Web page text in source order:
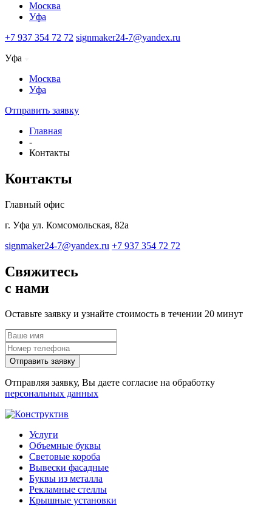
Москва
Уфа
+7 937 354 72 72 signmaker24-7@yandex.ru
Уфа
Москва
Уфа
Отправить заявку
Главная
-
Контакты
Контакты
Главный офис
г. Уфа ул. Комсомольская, 82а
signmaker24-7@yandex.ru +7 937 354 72 72
Свяжитесь
с нами
Оставьте заявку и узнайте стоимость в течении 20 минут
Отправить заявку
Отправляя заявку, Вы даете согласие на обработку
персональных данных
Услуги
Объемные буквы
Световые короба
Вывески фасадные
Буквы из металла
Рекламные стеллы
Крышные установки